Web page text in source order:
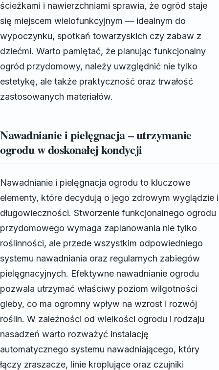
ścieżkami i nawierzchniami sprawia, że ogród staje
się miejscem wielofunkcyjnym — idealnym do
wypoczynku, spotkań towarzyskich czy zabaw z
dziećmi. Warto pamiętać, że planując funkcjonalny
ogród przydomowy, należy uwzględnić nie tylko
estetykę, ale także praktyczność oraz trwałość
zastosowanych materiałów.
Nawadnianie i pielęgnacja – utrzymanie
ogrodu w doskonałej kondycji
Nawadnianie i pielęgnacja ogrodu to kluczowe
elementy, które decydują o jego zdrowym wyglądzie i
długowieczności. Stworzenie funkcjonalnego ogrodu
przydomowego wymaga zaplanowania nie tylko
roślinności, ale przede wszystkim odpowiedniego
systemu nawadniania oraz regularnych zabiegów
pielęgnacyjnych. Efektywne nawadnianie ogrodu
pozwala utrzymać właściwy poziom wilgotności
gleby, co ma ogromny wpływ na wzrost i rozwój
roślin. W zależności od wielkości ogrodu i rodzaju
nasadzeń warto rozważyć instalację
automatycznego systemu nawadniającego, który
łączy zraszacze, linie kroplujące oraz czujniki